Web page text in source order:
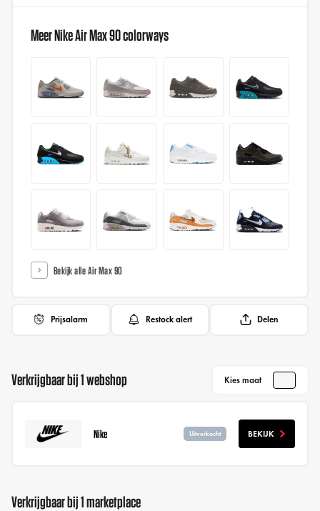
Meer Nike Air Max 90 colorways
Bekijk alle Air Max 90
Prijsalarm Restock alert Delen
Verkrijgbaar bij 1 webshop Kies maat
Nike Uitverkocht BEKIJK
Verkrijgbaar bij 1 marketplace